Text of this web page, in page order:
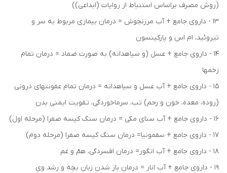
(روش مصرف براساس استنباط از روایات (ابداعی))
13 - داروی جامع + آب مرزنجوش = درمان بیماری مربوط به سر و
تیروئید، ام اس و پارکینسون
14 - داروی جامع + عسل (و سیاهدانه) به صورت ضماد = درمان تمام
زخمها
15 - داروی جامع + آب عسل و سیاهدانه = درمان تمام عفونتهای درونی
(روده، معده، خون و رحم) تب، سرماخوردگی، تقویت ایمنی بدن
16 - داروی جامع + آب سنای مکی = درمان سنگ کیسه صفرا (مرحله اول)
17 - داروی جامع + سقمونیا= درمان سنگ کیسه صفرا (مرحله دوم)
18 - داروی جامع + آب انگور= درمان افسردگی، همّ و غم
19 - داروی جامع + آب انار = درمان باز شدن زبان بچه و رشد وی